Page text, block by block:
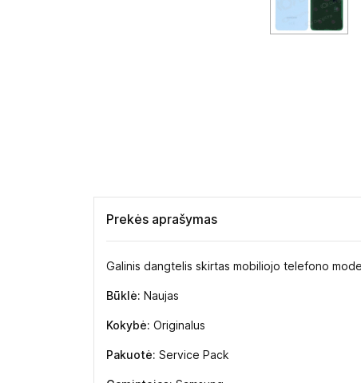
Prekės aprašymas
Galinis dangtelis skirtas mobiliojo telefono
Būklė: Naujas
Kokybė: Originalus
Pakuotė: Service Pack